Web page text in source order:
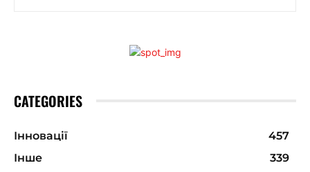
CATEGORIES
Інновації
457
Інше
339